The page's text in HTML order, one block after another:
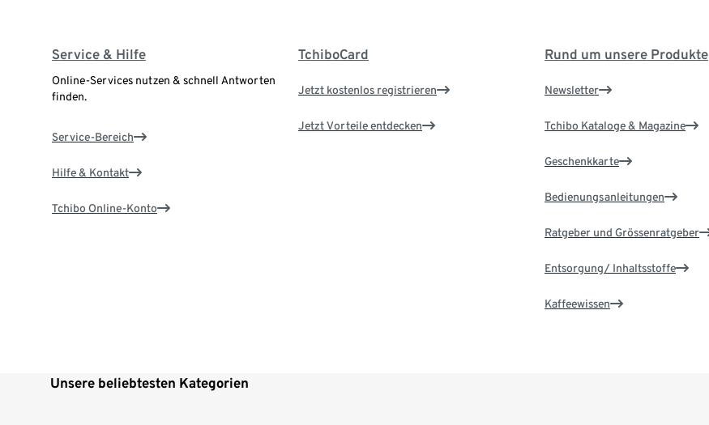
Service & Hilfe
Online-Services nutzen & schnell Antworten
finden.
Service-Bereich
Hilfe & Kontakt
Tchibo Online-Konto
TchiboCard
Jetzt kostenlos registrieren
Jetzt Vorteile entdecken
Rund um unsere Produkte
Newsletter
Tchibo Kataloge & Magazine
Geschenkkarte
Bedienungsanleitungen
Ratgeber und Grössenratgeber
Entsorgung/ Inhaltsstoffe
Kaffeewissen
Unsere beliebtesten Kategorien